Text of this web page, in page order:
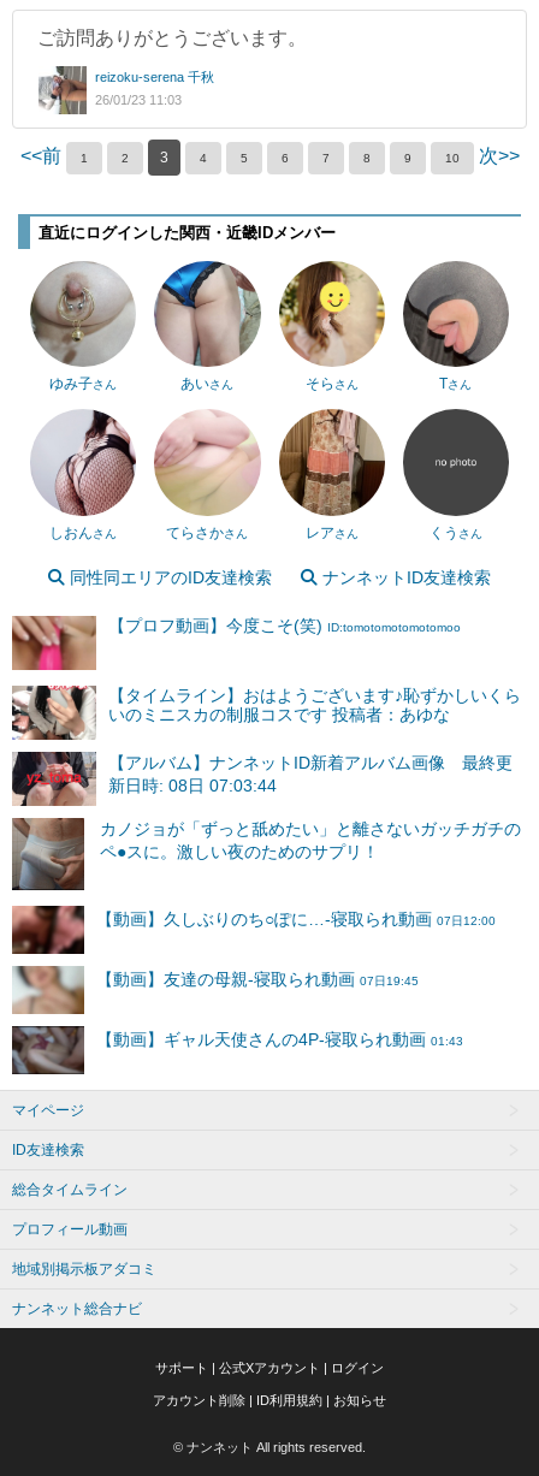
ご訪問ありがとうございます。
reizoku-serena 千秋
26/01/23 11:03
<<前 1 2 3 4 5 6 7 8 9 10 次>>
直近にログインした関西・近畿IDメンバー
ゆみ子さん あいさん そら さん Tさん
しおんさん てらさかさん レアさん くう さん
同性同エリアのID友達検索 ナンネットID友達検索
【プロフ動画】今度こそ(笑) ID:tomotomotomotomoo
【タイムライン】おはようございます♪恥ずかしいくら
いのミニスカの制服コスです 投稿者：あゆな
【アルバム】ナンネットID新着アルバム画像 最終更
新日時: 08日 07:03:44
マイページ
ID友達検索
総合タイムライン
プロフィール動画
地域別掲示板アダコミ
ナンネット総合ナビ
サポート | 公式Xアカウント | ログイン
アカウント削除 | ID利用規約 | お知らせ
© ナンネット All rights reserved.